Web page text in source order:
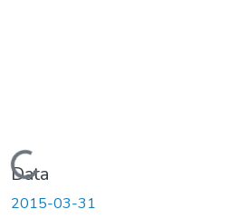
Carregando...
Data
2015-03-31